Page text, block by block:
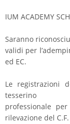
IUM ACADEMY
Saranno
validi per
ed EC.
Le registrazioni
tesserino
professionale
rilevazione del